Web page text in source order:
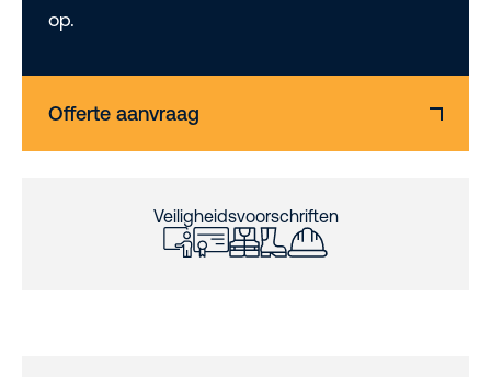
op.
Offerte aanvraag
Veiligheidsvoorschriften